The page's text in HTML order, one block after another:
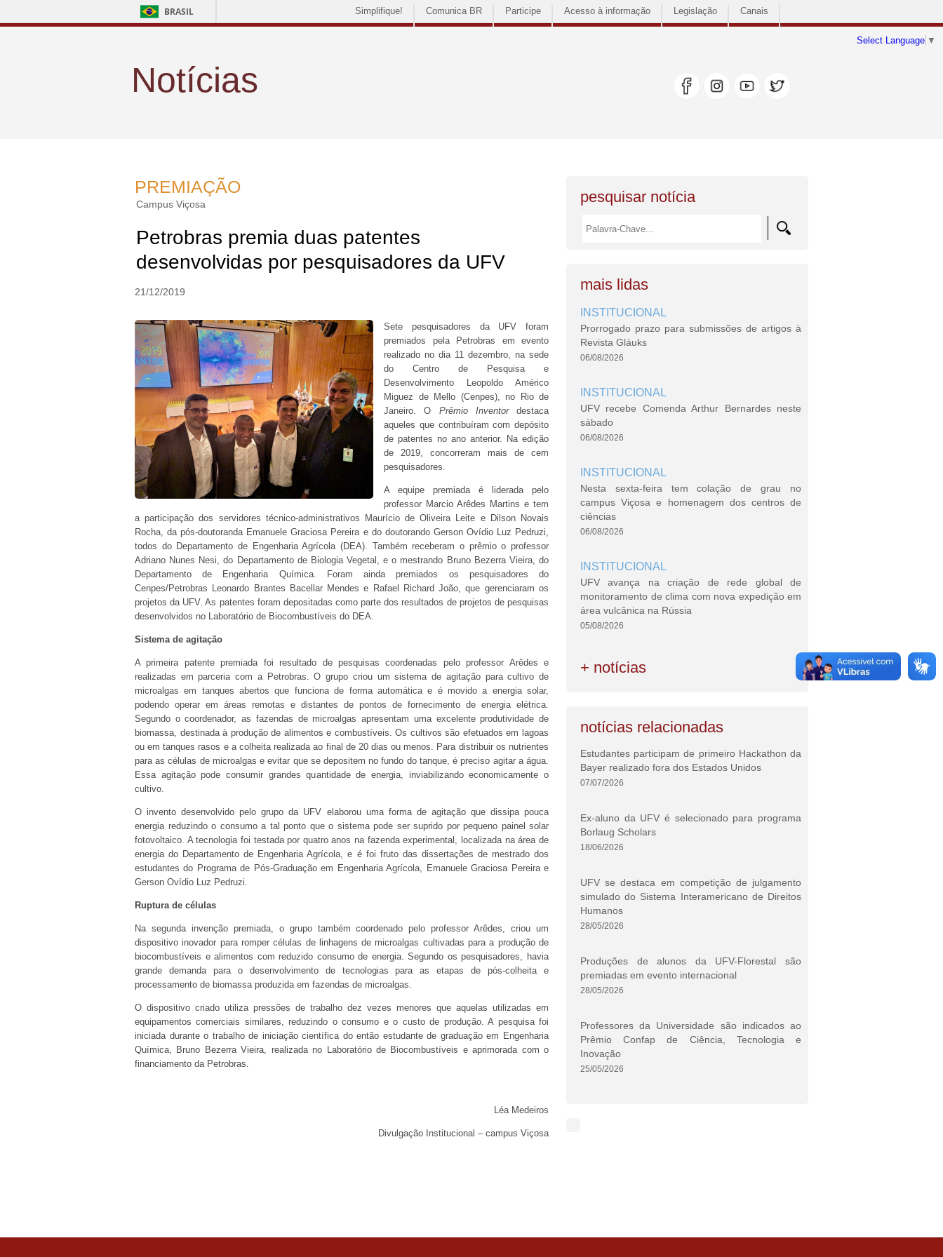
BRASIL Simplifique! Comunica BR Participe Acesso à informação Legislação Canais
Select Language ▼
Notícias
PREMIAÇÃO
Campus Viçosa
Petrobras premia duas patentes
desenvolvidas por pesquisadores da UFV
21/12/2019
Sete pesquisadores da UFV foram
premiados pela Petrobras em evento
realizado no dia 11 dezembro, na sede
do Centro de Pesquisa e
Desenvolvimento Leopoldo Américo
Miguez de Mello (Cenpes), no Rio de
Janeiro. O Prêmio Inventor destaca
aqueles que contribuíram com depósito
de patentes no ano anterior. Na edição
de 2019, concorreram mais de cem
pesquisadores.
A equipe premiada é liderada pelo
professor Marcio Arêdes Martins e tem
a participação dos servidores técnico-administrativos Maurício de Oliveira Leite e Dilson Novais
Rocha, da pós-doutoranda Emanuele Graciosa Pereira e do doutorando Gerson Ovídio Luz Pedruzi,
todos do Departamento de Engenharia Agrícola (DEA). Também receberam o prêmio o professor
Adriano Nunes Nesi, do Departamento de Biologia Vegetal, e o mestrando Bruno Bezerra Vieira, do
Departamento de Engenharia Química. Foram ainda premiados os pesquisadores do
Cenpes/Petrobras Leonardo Brantes Bacellar Mendes e Rafael Richard João, que gerenciaram os
projetos da UFV. As patentes foram depositadas como parte dos resultados de projetos de pesquisas
desenvolvidos no Laboratório de Biocombustíveis do DEA.
Sistema de agitação
A primeira patente premiada foi resultado de pesquisas coordenadas pelo professor Arêdes e
realizadas em parceria com a Petrobras. O grupo criou um sistema de agitação para cultivo de
microalgas em tanques abertos que funciona de forma automática e é movido a energia solar,
podendo operar em áreas remotas e distantes de pontos de fornecimento de energia elétrica.
Segundo o coordenador, as fazendas de microalgas apresentam uma excelente produtividade de
biomassa, destinada à produção de alimentos e combustíveis. Os cultivos são efetuados em lagoas
ou em tanques rasos e a colheita realizada ao final de 20 dias ou menos. Para distribuir os nutrientes
para as células de microalgas e evitar que se depositem no fundo do tanque, é preciso agitar a água.
Essa agitação pode consumir grandes quantidade de energia, inviabilizando economicamente o
cultivo.
O invento desenvolvido pelo grupo da UFV elaborou uma forma de agitação que dissipa pouca
energia reduzindo o consumo a tal ponto que o sistema pode ser suprido por pequeno painel solar
fotovoltaico. A tecnologia foi testada por quatro anos na fazenda experimental, localizada na área de
energia do Departamento de Engenharia Agrícola, e é foi fruto das dissertações de mestrado dos
estudantes do Programa de Pós-Graduação em Engenharia Agrícola, Emanuele Graciosa Pereira e
Gerson Ovídio Luz Pedruzi.
Ruptura de células
Na segunda invenção premiada, o grupo também coordenado pelo professor Arêdes, criou um
dispositivo inovador para romper células de linhagens de microalgas cultivadas para a produção de
biocombustíveis e alimentos com reduzido consumo de energia. Segundo os pesquisadores, havia
grande demanda para o desenvolvimento de tecnologias para as etapas de pós-colheita e
processamento de biomassa produzida em fazendas de microalgas.
O dispositivo criado utiliza pressões de trabalho dez vezes menores que aquelas utilizadas em
equipamentos comerciais similares, reduzindo o consumo e o custo de produção. A pesquisa foi
iniciada durante o trabalho de iniciação científica do então estudante de graduação em Engenharia
Química, Bruno Bezerra Vieira, realizada no Laboratório de Biocombustíveis e aprimorada com o
financiamento da Petrobras.
Léa Medeiros
Divulgação Institucional – campus Viçosa
pesquisar notícia
mais lidas
INSTITUCIONAL
Prorrogado prazo para submissões de artigos à
Revista Gláuks
06/08/2026
INSTITUCIONAL
UFV recebe Comenda Arthur Bernardes neste
sábado
06/08/2026
INSTITUCIONAL
Nesta sexta-feira tem colação de grau no
campus Viçosa e homenagem dos centros de
ciências
06/08/2026
INSTITUCIONAL
UFV avança na criação de rede global de
monitoramento de clima com nova expedição em
área vulcânica na Rússia
05/08/2026
+ notícias
notícias relacionadas
Estudantes participam de primeiro Hackathon da
Bayer realizado fora dos Estados Unidos
07/07/2026
Ex-aluno da UFV é selecionado para programa
Borlaug Scholars
18/06/2026
UFV se destaca em competição de julgamento
simulado do Sistema Interamericano de Direitos
Humanos
28/05/2026
Produções de alunos da UFV-Florestal são
premiadas em evento internacional
28/05/2026
Professores da Universidade são indicados ao
Prêmio Confap de Ciência, Tecnologia e
Inovação
25/05/2026